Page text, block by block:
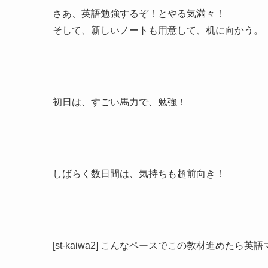
さあ、英語勉強するぞ！とやる気満々！
そして、新しいノートも用意して、机に向かう。
初日は、すごい馬力で、勉強！
しばらく数日間は、気持ちも超前向き！
[st-kaiwa2] こんなペースでこの教材進めたら英語